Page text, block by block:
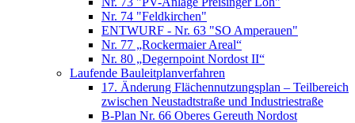
Nr. 74 "Feldkirchen"
ENTWURF - Nr. 63 "SO Amperauen"
Nr. 77 „Rockermaier Areal“
Nr. 80 „Degernpoint Nordost II“
Laufende Bauleitplanverfahren
17. Änderung Flächennutzungsplan – Teilbereich
zwischen Neustadtstraße und Industriestraße
B-Plan Nr. 66 Oberes Gereuth Nordost